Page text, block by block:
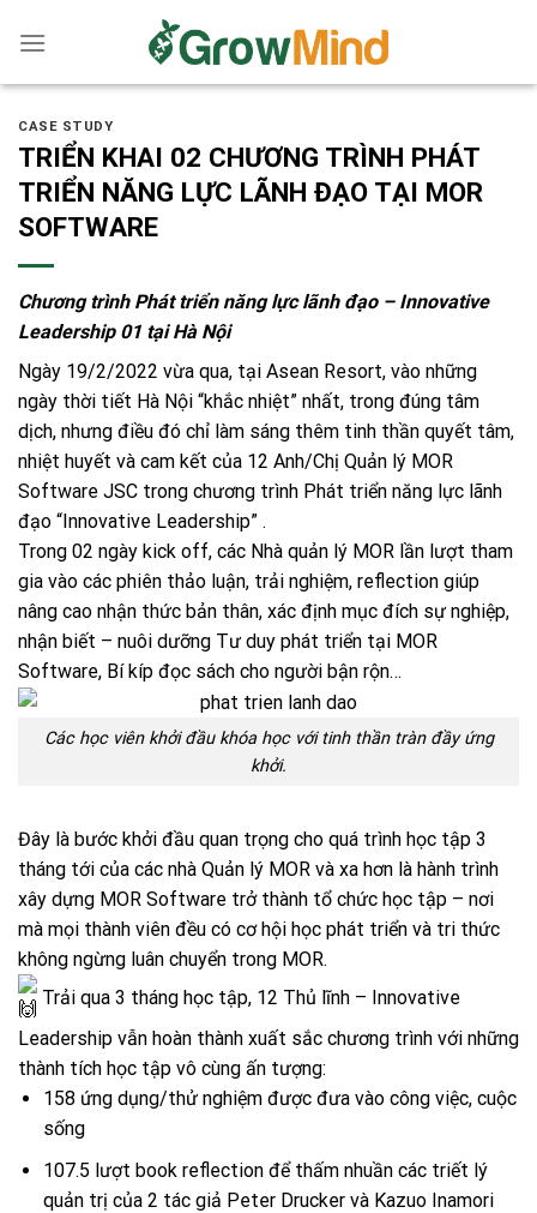
CASE STUDY
TRIỂN KHAI 02 CHƯƠNG TRÌNH PHÁT
TRIỂN NĂNG LỰC LÃNH ĐẠO TẠI MOR
SOFTWARE
Chương trình Phát triển năng lực lãnh đạo – Innovative
Leadership 01 tại Hà Nội
Ngày 19/2/2022 vừa qua, tại Asean Resort, vào những
ngày thời tiết Hà Nội “khắc nhiệt” nhất, trong đúng tâm
dịch, nhưng điều đó chỉ làm sáng thêm tinh thần quyết tâm,
nhiệt huyết và cam kết của 12 Anh/Chị Quản lý MOR
Software JSC trong chương trình Phát triển năng lực lãnh
đạo “Innovative Leadership” .
Trong 02 ngày kick off, các Nhà quản lý MOR lần lượt tham
gia vào các phiên thảo luận, trải nghiệm, reflection giúp
nâng cao nhận thức bản thân, xác định mục đích sự nghiệp,
nhận biết – nuôi dưỡng Tư duy phát triển tại MOR
Software, Bí kíp đọc sách cho người bận rộn…
Các học viên khởi đầu khóa học với tinh thần tràn đầy ứng
khởi.
Đây là bước khởi đầu quan trọng cho quá trình học tập 3
tháng tới của các nhà Quản lý MOR và xa hơn là hành trình
xây dựng MOR Software trở thành tổ chức học tập – nơi
mà mọi thành viên đều có cơ hội học phát triển và tri thức
không ngừng luân chuyển trong MOR.
Trải qua 3 tháng học tập, 12 Thủ lĩnh – Innovative
Leadership vẫn hoàn thành xuất sắc chương trình với những
thành tích học tập vô cùng ấn tượng:
158 ứng dụng/thử nghiệm được đưa vào công việc, cuộc
sống
107.5 lượt book reflection để thấm nhuần các triết lý
quản trị của 2 tác giả Peter Drucker và Kazuo Inamori